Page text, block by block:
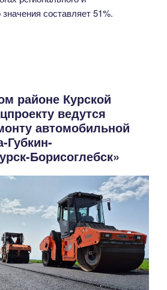
составляет 51%.
районе Курской
ведутся
автомобильной
Губкин-
Борисоглебск»